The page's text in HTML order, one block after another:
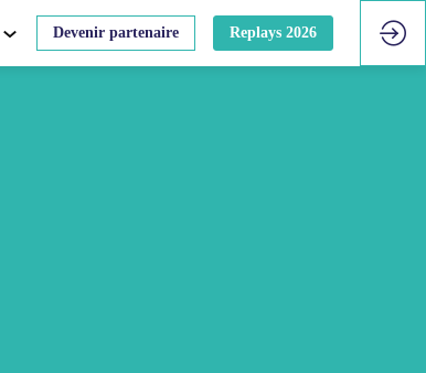
Devenir partenaire Replays 2026